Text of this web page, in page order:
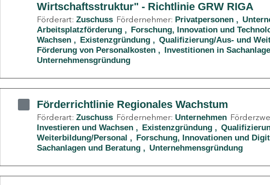
Wirtschaftsstruktur" - Richtlinie GRW RIGA
Förderart: Zuschuss Fördernehmer: Privatpersonen
Arbeitsplatzförderung Forschung, Innovation und
Wachsen
Existenzgründung
Qualifizierung/Aus- und
Förderung von Personalkosten
Investitionen in
Unternehmensgründung
Förderrichtlinie Regionales Wachstum
Förderart: Zuschuss Fördernehmer: Unternehmen
Investieren und Wachsen
Existenzgründung
Weiterbildung/Personal
Forschung, Innovationen und
Sachanlagen und Beratung
Unternehmensgründung